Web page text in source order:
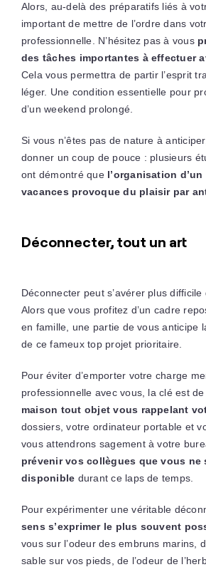
Alors, au-delà des préparatifs liés à
important de mettre de l’ordre dans
professionnelle. N’hésitez pas à vous
des tâches importantes à effectuer
Cela vous permettra de partir l’esprit
léger. Une condition essentielle pour
d’un weekend prolongé.
Si vous n’êtes pas de nature à
donner un coup de pouce : plusieurs
ont démontré que l’organisation
vacances provoque du plaisir par
Déconnecter, tout un art
Déconnecter peut s’avérer plus difficile
Alors que vous profitez d’un cadre
en famille, une partie de vous anticipe
de ce fameux top projet prioritaire.
Pour éviter d’emporter votre charge
professionnelle avec vous, la clé est de
maison tout objet vous rappelant
dossiers, votre ordinateur portable et
vous attendrons sagement à votre
prévenir vos collègues que vous ne
disponible durant ce laps de temps.
Pour expérimenter une véritable
sens s’exprimer le plus souvent
vous sur l’odeur des embruns marins,
sable sur vos pieds, de l’odeur de